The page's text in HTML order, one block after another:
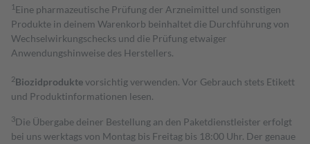
1 Eine pharmazeutische Prüfung der Arzneimittel und sonstigen
Produkte in deinem Warenkorb beinhaltet die Durchführung von
Wechselwirkungschecks und die Prüfung etwaiger
Anwendungshinweise des Herstellers.
2Biozidproduktevorsichtig verwenden. Vor Gebrauch stets Etikett
und Produktinformationen lesen.
3Die Übergabe deiner Bestellung an den Paketdienstleister erfolgt
bei uns werktags von Montag bis Freitag bis 18:00 Uhr. Der genaue